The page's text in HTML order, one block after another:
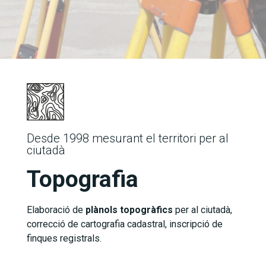
Desde 1998 mesurant el territori per al
ciutadà
Topografia
Elaboració de plànols topogràfics per al ciutadà,
correcció de cartografia cadastral, inscripció de
finques registrals.